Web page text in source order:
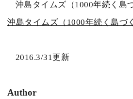
沖島タイムズ（1000年続く島
沖島タイムズ（1000年続く島づ
2016.3/31更新
Author